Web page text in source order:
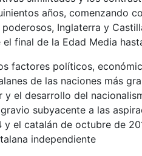
años, comenzando
poderosos, Inglaterra y
el final de la Edad Media
factores políticos,
de las naciones más
y el desarrollo del
subyacente a las
y el catalán de octubre de
independiente